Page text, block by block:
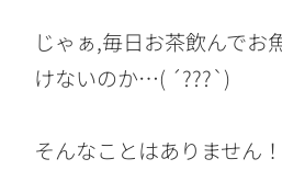
じゃぁ,毎日お茶飲んでお
けないのか…( ´???`)
そんなことはありません